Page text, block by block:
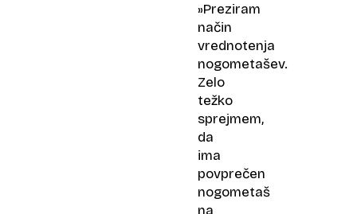
»Preziram
način
vrednotenja
nogometašev.
Zelo
težko
sprejmem,
da
ima
povprečen
nogometaš
na